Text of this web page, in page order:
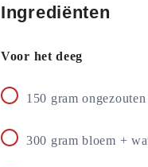
Ingrediënten
Voor het deeg
150 gram
300 gram bloem +